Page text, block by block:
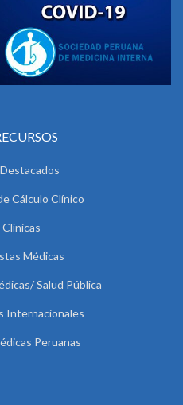
Cálculo Clínico
Médicas
Salud Pública
Internacionales
Peruanas